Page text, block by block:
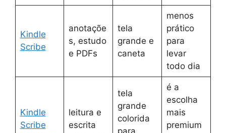
Kindle
Scribe
anotaçõe
s, estudo
e PDFs
tela
grande e
caneta
menos
prático
para
levar
todo dia
Kindle
Scribe
leitura e
escrita
tela
grande
colorida
para
é a
escolha
mais
premium